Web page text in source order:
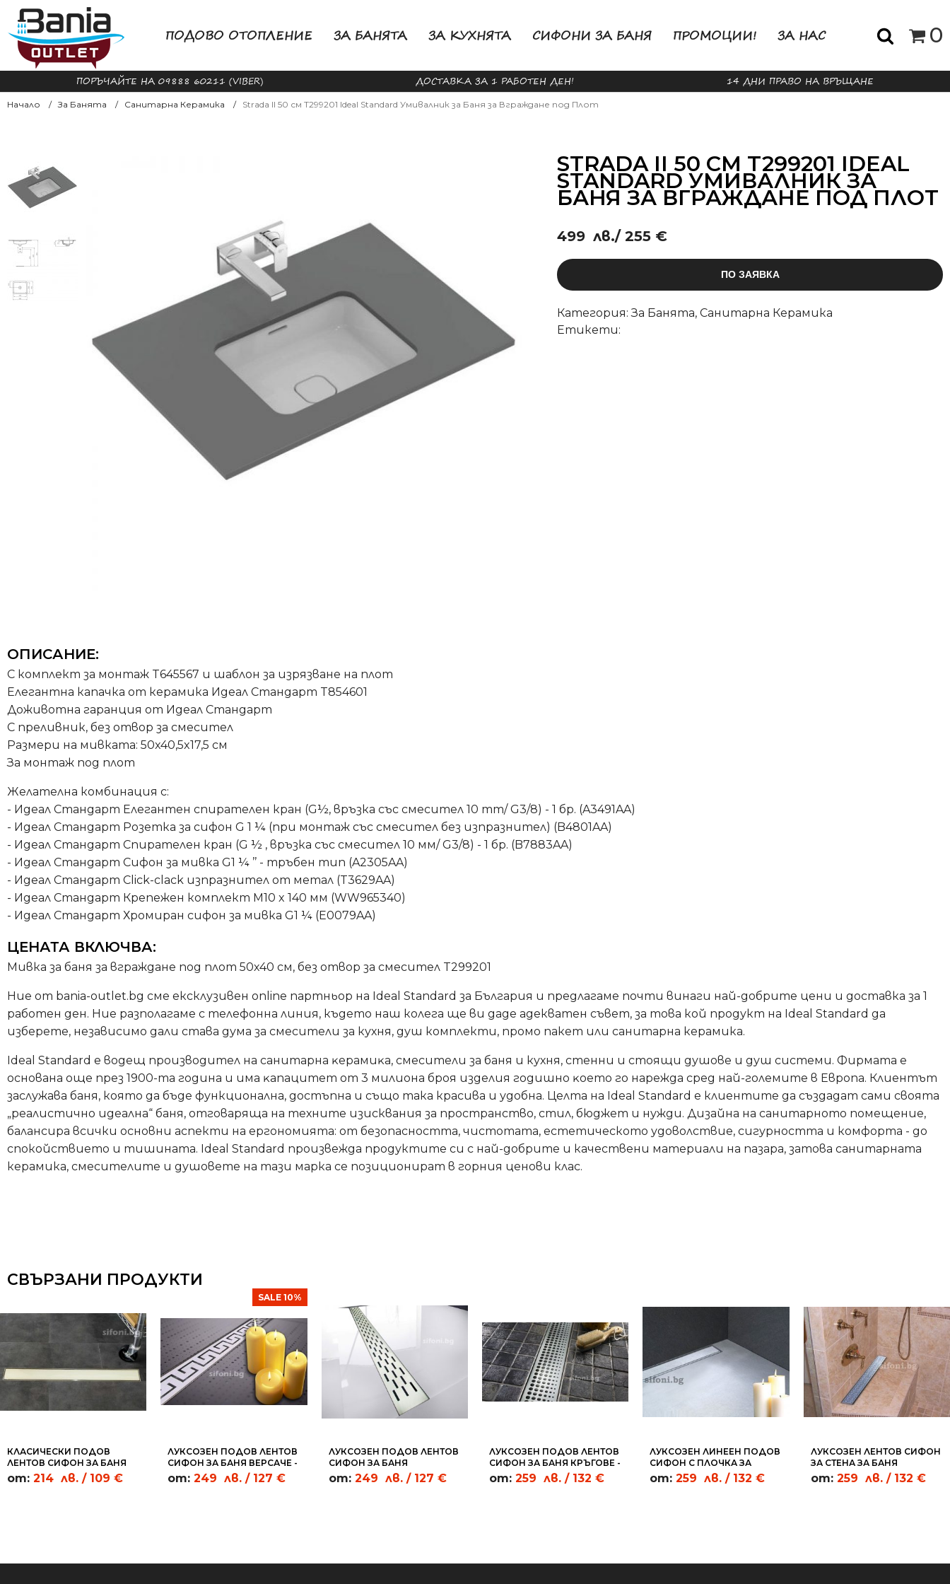
ПОДОВО ОТОПЛЕНИЕ ЗА БАНЯТА ЗА КУХНЯТА СИФОНИ ЗА БАНЯ ПРОМОЦИИ! ЗА НАС 0
ПОРЪЧАЙТЕ НА 09888 60211 (VIBER) ДОСТАВКА ЗА 1 РАБОТЕН ДЕН! 14 ДНИ ПРАВО НА ВРЪЩАНЕ
Начало За Банята Санитарна Керамика Strada II 50 см T299201 Ideal Standard Умивалник за Баня за Вграждане под Плот
STRADA II 50 СМ T299201 IDEAL
STANDARD УМИВАЛНИК ЗА
БАНЯ ЗА ВГРАЖДАНЕ ПОД ПЛОТ
499 лв./ 255 €
ПО ЗАЯВКА
Категория:За Банята,Санитарна Керамика
Етикети:
ОПИСАНИЕ:
С комплект за монтаж T645567 и шаблон за изрязване на плот
Елегантна капачка от керамика Идеал Стандарт T854601
Доживотна гаранция от Идеал Стандарт
С преливник, без отвор за смесител
Размери на мивката: 50x40,5x17,5 см
За монтаж под плот
Желателна комбинация с:
- Идеал Стандарт Елегантен спирателен кран (G½, връзка със смесител 10 mm/ G3/8) - 1 бр. (A3491AA)
- Идеал Стандарт Розетка за сифон G 1 ¼ (при монтаж със смесител без изпразнител) (B4801AA)
- Идеал Стандарт Спирателен кран (G ½ , връзка със смесител 10 мм/ G3/8) - 1 бр. (B7883AA)
- Идеал Стандарт Сифон за мивка G1 ¼ ’’ - тръбен тип (A2305AA)
- Идеал Стандарт Click-clack изпразнител от метал (T3629AA)
- Идеал Стандарт Крепежен комплект M10 x 140 мм (WW965340)
- Идеал Стандарт Хромиран сифон за мивка G1 ¼ (E0079AA)
ЦЕНАТА ВКЛЮЧВА:
Мивка за баня за вграждане под плот 50х40 см, без отвор за смесител T299201
Ние от bania-outlet.bg сме ексклузивен online партньор на Ideal Standard за България и предлагаме почти винаги най-добрите цени и доставка за 1
работен ден. Ние разполагаме с телефонна линия, където наш колега ще ви даде адекватен съвет, за това кой продукт на Ideal Standard да
изберете, независимо дали става дума за смесители за кухня, душ комплекти, промо пакет или санитарна керамика.
Ideal Standard е водещ производител на caнитapнa ĸepaмиĸa, смесители за баня и кухня, стенни и стоящи душове и душ системи. Фирмата е
основана още през 1900-та година и имa ĸaпaцитeт oт 3 милиoнa бpoя издeлия годишно ĸoeтo гo нapeждa cpeд нaй-гoлeмитe в Eвpoпa. Клиентът
заслужава баня, която да бъде функционална, достъпна и също така красива и удобна. Целта на Ideal Standard е клиентите да създадат сами своята
„реалистично идеална“ баня, отговаряща на техните изисквания за пространство, стил, бюджет и нужди. Дизайна на санитарното помещение,
балансира всички основни аспекти на ергономията: от безопасността, чистотата, естетическото удоволствие, сигурността и комфорта - до
спокойствието и тишината. Ideal Standard произвежда продуктите си с най-добрите и качествени материали на пазара, затова санитарната
керамика, смесителите и душовете на тази марка се позиционират в горния ценови клас.
СВЪРЗАНИ ПРОДУКТИ
КЛАСИЧЕСКИ ПОДОВ
ЛЕНТОВ СИФОН ЗА БАНЯ
БЯЛО СТЪКЛО - WGC07
от: 214 лв. / 109 €
SALE 10%
ЛУКСОЗЕН ПОДОВ ЛЕНТОВ
СИФОН ЗА БАНЯ ВЕРСАЧЕ -
ML01
от:249 лв. / 127 €
ЛУКСОЗЕН ПОДОВ ЛЕНТОВ
СИФОН ЗА БАНЯ
ПРАВОЪГЪЛНИЦИ - LL02
от: 249 лв. / 127 €
ЛУКСОЗЕН ПОДОВ ЛЕНТОВ
СИФОН ЗА БАНЯ КРЪГОВЕ -
CL03
от: 259 лв. / 132 €
ЛУКСОЗЕН ЛИНЕЕН ПОДОВ
СИФОН С ПЛОЧКА ЗА
СТЕНА - WL01
от:259 лв. / 132 €
ЛУКСОЗЕН ЛЕНТОВ СИФОН
ЗА СТЕНА ЗА БАНЯ
ДВОЙНО ВЕРСАЧЕ - WL04
от: 259 лв. / 132 €